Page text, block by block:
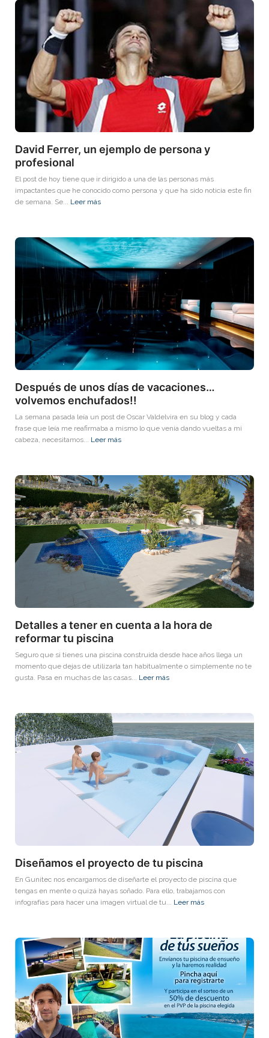
David Ferrer, un ejemplo de persona y
profesional
El post de hoy tiene que ir dirigido a una de las personas más
impactantes que he conocido como persona y que ha sido noticia este fin
de semana. Se... Leer más
Después de unos días de vacaciones…
volvemos enchufados!!
La semana pasada leía un post de Oscar Valdelvira en su blog y cada
frase que leía me reafirmaba a mismo lo que venía dando vueltas a mi
cabeza, necesitamos... Leer más
Detalles a tener en cuenta a la hora de
reformar tu piscina
Seguro que si tienes una piscina construida desde hace años llega un
momento que dejas de utilizarla tan habitualmente o simplemente no te
gusta. Pasa en muchas de las casas... Leer más
Diseñamos el proyecto de tu piscina
En Gunitec nos encargamos de diseñarte el proyecto de piscina que
tengas en mente o quizá hayas soñado. Para ello, trabajamos con
infografías para hacer una imagen virtual de tu... Leer más